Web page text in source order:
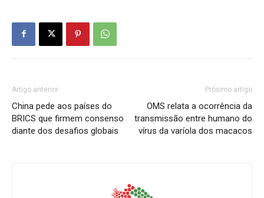
Artigo anterior
China pede aos países do
BRICS que firmem consenso
diante dos desafios globais
Próximo artigo
OMS relata a ocorrência da
transmissão entre humano do
vírus da varíola dos macacos